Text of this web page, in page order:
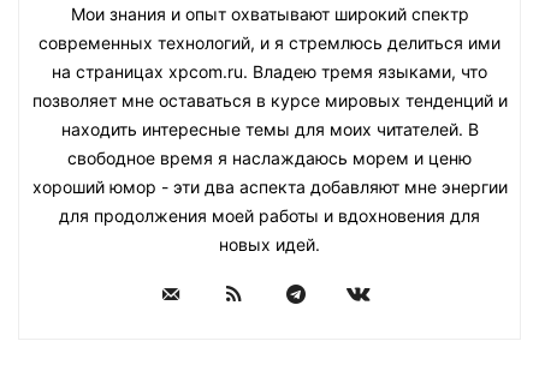
Мои знания и опыт охватывают широкий спектр
современных технологий, и я стремлюсь делиться ими
на страницах xpcom.ru. Владею тремя языками, что
позволяет мне оставаться в курсе мировых тенденций и
находить интересные темы для моих читателей. В
свободное время я наслаждаюсь морем и ценю
хороший юмор - эти два аспекта добавляют мне энергии
для продолжения моей работы и вдохновения для
новых идей.